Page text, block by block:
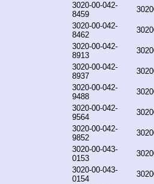
3020-00-042-
8459
3020-00-042-
8462
3020-00-042-
8913
3020-00-042-
8937
3020-00-042-
9488
3020-00-042-
9564
3020-00-042-
9852
3020-00-043-
0153
3020-00-043-
0154